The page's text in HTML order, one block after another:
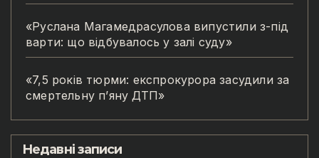
«Руслана Магамедрасулова випустили з-під
варти: що відбувалось у залі суду»
«7,5 років тюрми: експрокурора засудили за
смертельну п’яну ДТП»
Недавні записи